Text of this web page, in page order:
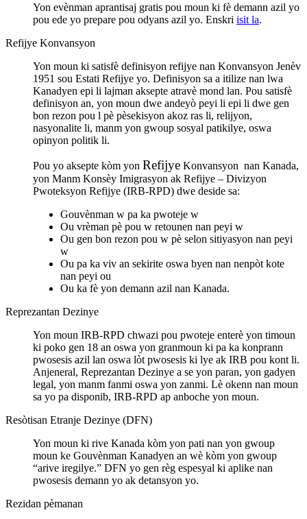
Yon evènman aprantisaj gratis pou moun ki fè demann azil yo
pou ede yo prepare pou odyans azil yo. Enskri isit la.
Refijye Konvansyon
Yon moun ki satisfè definisyon refijye nan Konvansyon Jenèv
1951 sou Estati Refijye yo. Definisyon sa a itilize nan lwa
Kanadyen epi li lajman aksepte atravè mond lan. Pou satisfè
definisyon an, yon moun dwe andeyò peyi li epi li dwe gen
bon rezon pou l pè pèsekisyon akoz ras li, relijyon,
nasyonalite li, manm yon gwoup sosyal patikilye, oswa
opinyon politik li.
Pou yo aksepte kòm yon Refijye Konvansyon nan Kanada,
yon Manm Konsèy Imigrasyon ak Refijye – Divizyon
Pwoteksyon Refijye (IRB-RPD) dwe deside sa:
Gouvènman w pa ka pwoteje w
Ou vrèman pè pou w retounen nan peyi w
Ou gen bon rezon pou w pè selon sitiyasyon nan peyi
w
Ou pa ka viv an sekirite oswa byen nan nenpòt kote
nan peyi ou
Ou ka fè yon demann azil nan Kanada.
Reprezantan Dezinye
Yon moun IRB-RPD chwazi pou pwoteje enterè yon timoun
ki poko gen 18 an oswa yon granmoun ki pa ka konprann
pwosesis azil lan oswa lòt pwosesis ki lye ak IRB pou kont li.
Anjeneral, Reprezantan Dezinye a se yon paran, yon gadyen
legal, yon manm fanmi oswa yon zanmi. Lè okenn nan moun
sa yo pa disponib, IRB-RPD ap anboche yon moun.
Resòtisan Etranje Dezinye (DFN)
Yon moun ki rive Kanada kòm yon pati nan yon gwoup
moun ke Gouvènman Kanadyen an wè kòm yon gwoup
“arive iregilye.” DFN yo gen règ espesyal ki aplike nan
pwosesis demann yo ak detansyon yo.
Rezidan pèmanan